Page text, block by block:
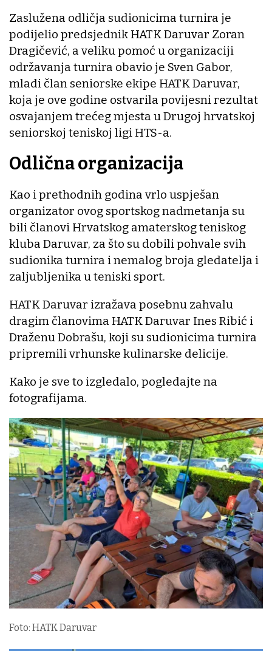
Zaslužena odličja sudionicima turnira je
podijelio predsjednik HATK Daruvar Zoran
Dragičević, a veliku pomoć u organizaciji
održavanja turnira obavio je Sven Gabor,
mladi član seniorske ekipe HATK Daruvar,
koja je ove godine ostvarila povijesni rezultat
osvajanjem trećeg mjesta u Drugoj hrvatskoj
seniorskoj teniskoj ligi HTS-a.
Odlična organizacija
Kao i prethodnih godina vrlo uspješan
organizator ovog sportskog nadmetanja su
bili članovi Hrvatskog amaterskog teniskog
kluba Daruvar, za što su dobili pohvale svih
sudionika turnira i nemalog broja gledatelja i
zaljubljenika u teniski sport.
HATK Daruvar izražava posebnu zahvalu
dragim članovima HATK Daruvar Ines Ribić i
Draženu Dobrašu, koji su sudionicima turnira
pripremili vrhunske kulinarske delicije.
Kako je sve to izgledalo, pogledajte na
fotografijama.
Foto: HATK Daruvar